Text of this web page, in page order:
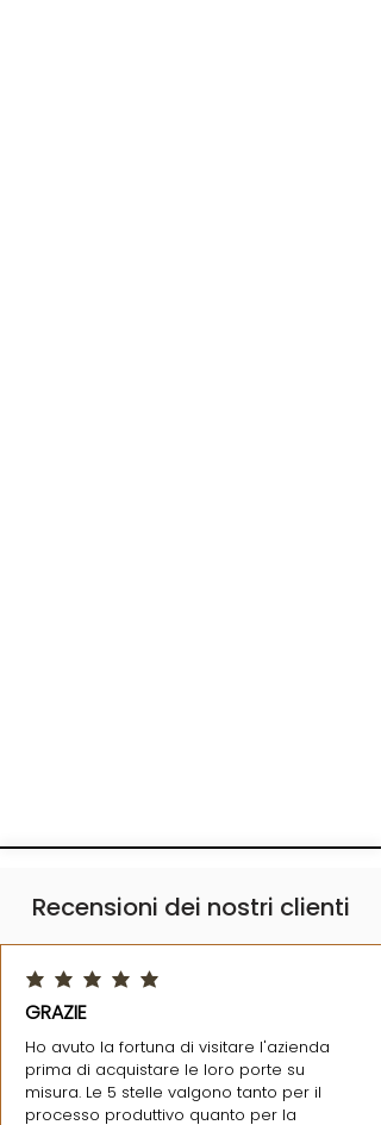
Recensioni dei nostri clienti
la valutazione media è 5 su 5
GRAZIE
Ho avuto la fortuna di visitare l'azienda
prima di acquistare le loro porte su
misura. Le 5 stelle valgono tanto per il
processo produttivo quanto per la